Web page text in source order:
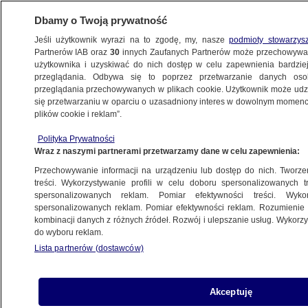
ŚWIAT
dni po trzęsieniu ziemi
Oprac.Kamila Grenczyn
1.07.2026, 10:34
Posłuchaj artykułu
Czyta lektor AI
Dbamy o Twoją prywatność
Jeśli użytkownik wyrazi na to zgodę, my, naszepodmioty
Partnerów IAB oraz30 innych Zaufanych Partnerów może
użytkownika i uzyskiwać do nich dostęp w celu zapewnienia
przeglądania. Odbywa się to poprzez przetwarzanie danych
przeglądania przechowywanych w plikach cookie. Użytkownik może
się przetwarzaniu w oparciu o uzasadniony interes w dowolnym
plików cookie i reklam”.
Polityka Prywatności
Wraz z naszymi partnerami przetwarzamy dane w celu zapewnienia:
Przechowywanie informacji na urządzeniu lub dostęp do nich.
treści. Wykorzystywanie profili w celu doboru spersonalizowanych
spersonalizowanych reklam. Pomiar efektywności treści.
spersonalizowanych reklam. Pomiar efektywności reklam.
kombinacji danych z różnych źródeł. Rozwój i ulepszanie usług.
do wyboru reklam.
Lista partnerów (dostawców)
Akceptuję